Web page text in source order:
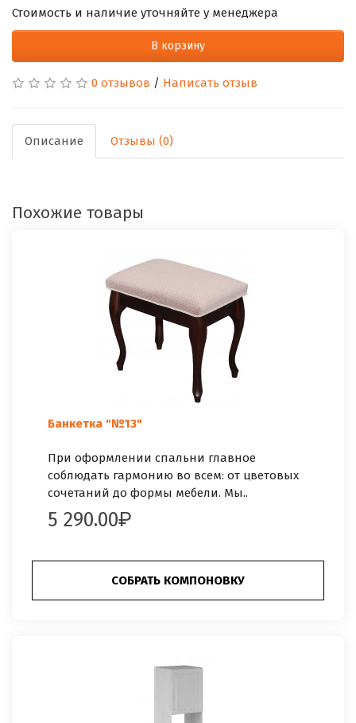
Стоимость и наличие уточняйте у менеджера
В корзину
0 отзывов / Написать отзыв
Описание Отзывы (0)
Похожие товары
Банкетка "№13"
При оформлении спальни главное
соблюдать гармонию во всем: от цветовых
сочетаний до формы мебели. Мы..
5 290.00
СОБРАТЬ КОМПОНОВКУ